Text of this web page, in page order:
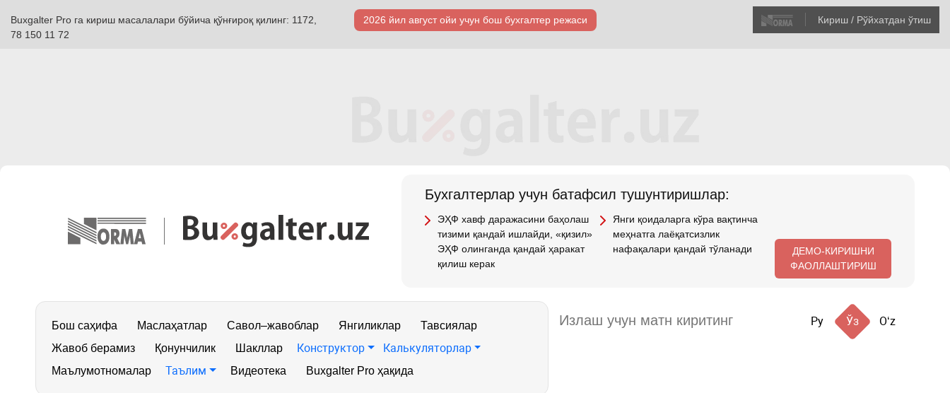
Buxgalter Pro га кириш масалалари бўйича қўнғироқ қилинг: 1172,
78 150 11 72
2026 йил август ойи учун бош бухгалтер режаси Кириш / Рўйхатдан ўтиш
Бухгалтерлар учун батафсил тушунтиришлар:
ЭҲФ хавф даражасини баҳолаш
тизими қандай ишлайди, «қизил»
ЭҲФ олинганда қандай ҳаракат
қилиш керак
Янги қоидаларга кўра вақтинча
меҳнатга лаёқатсизлик
нафақалари қандай тўланади
ДЕМО-КИРИШНИ
ФАОЛЛАШТИРИШ
Бош саҳифа Маслаҳатлар Савол–жавоблар Янгиликлар
Тавсиялар
Жавоб берамиз
Қонунчилик Шакллар Конструктор Калькуляторлар
Маълумотномалар Таълим Видеотека Buxgalter Pro ҳақида
Ру Ўз Oʻz